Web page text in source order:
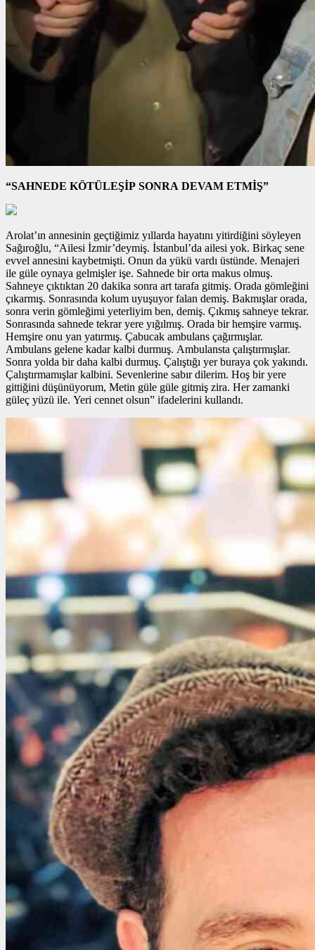
“SAHNEDE KÖTÜLEŞİP SONRA DEVAM ETMİŞ”
Arolat’ın annesinin geçtiğimiz yıllarda hayatını yitirdiğini söyleyen
Sağıroğlu, “Ailesi İzmir’deymiş. İstanbul’da ailesi yok. Birkaç sene
evvel annesini kaybetmişti. Onun da yükü vardı üstünde. Menajeri
ile güle oynaya gelmişler işe. Sahnede bir orta makus olmuş.
Sahneye çıktıktan 20 dakika sonra art tarafa gitmiş. Orada gömleğini
çıkarmış. Sonrasında kolum uyuşuyor falan demiş. Bakmışlar orada,
sonra verin gömleğimi yeterliyim ben, demiş. Çıkmış sahneye tekrar.
Sonrasında sahnede tekrar yere yığılmış. Orada bir hemşire varmış.
Hemşire onu yan yatırmış. Çabucak ambulans çağırmışlar.
Ambulans gelene kadar kalbi durmuş. Ambulansta çalıştırmışlar.
Sonra yolda bir daha kalbi durmuş. Çalıştığı yer buraya çok yakındı.
Çalıştırmamışlar kalbini. Sevenlerine sabır dilerim. Hoş bir yere
gittiğini düşünüyorum, Metin güle güle gitmiş zira. Her zamanki
güleç yüzü ile. Yeri cennet olsun” ifadelerini kullandı.